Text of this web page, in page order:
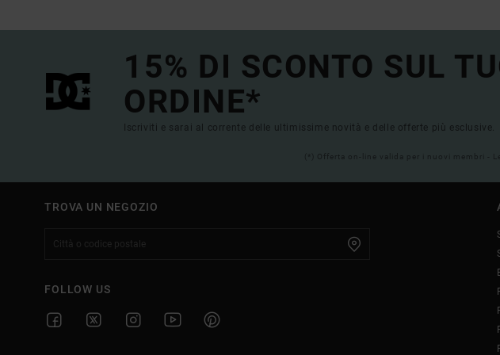
15% DI SCONTO SUL
ORDINE*
Iscriviti e sarai al corrente delle ultimissime novità e delle offerte più esclusive.
(*) Offerta on-line valida per i nuovi membri -
TROVA UN NEGOZIO
FOLLOW US